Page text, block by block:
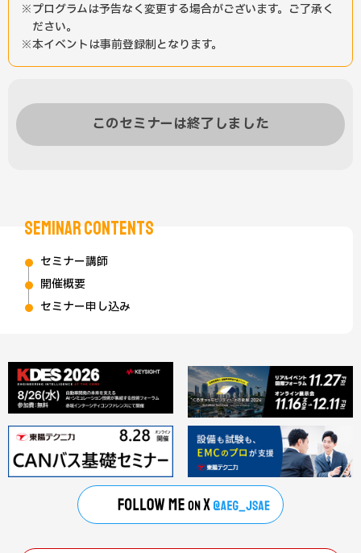
SEMINAR CONTENTS
セミナー講師
開催概要
セミナー申し込み
プログラムは予告なく変更する場合がございます。ご了承く
ださい。
本イベントは事前登録制となります。
このセミナーは終了しました